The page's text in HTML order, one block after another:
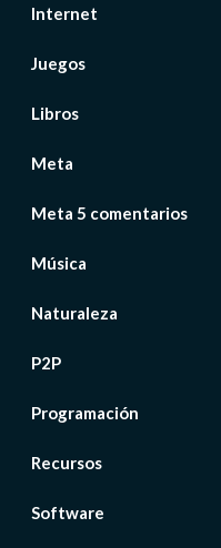
Internet
Juegos
Libros
Meta
Meta 5 comentarios
Música
Naturaleza
P2P
Programación
Recursos
Software